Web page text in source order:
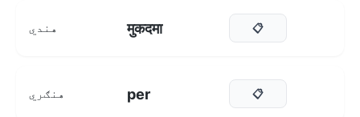
هندي मुकदमा 📋
هنګري per 📋